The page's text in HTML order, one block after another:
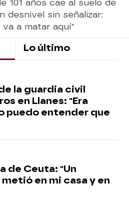
101 años cae al suelo de
desnivel sin señalizar:
a matar aquí"
Lo último
la guardia civil
en Llanes: "Era
puedo entender que
de Ceuta: "Un
en mi casa y en